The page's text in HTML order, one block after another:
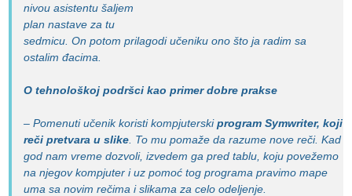
nivou asistentu šaljem
plan nastave za tu
sedmicu. On potom prilagodi učeniku ono što ja radim sa
ostalim đacima.
O tehnološkoj podršci kao primer dobre prakse
– Pomenuti učenik koristi kompjuterskiprogram Symwriter, koji
reči pretvara u slike . To mu pomaže da razume nove reči. Kad
god nam vreme dozvoli, izvedem ga pred tablu, koju povežemo
na njegov kompjuter i uz pomoć tog programa pravimo mape
uma sa novim rečima i slikama za celo odeljenje.